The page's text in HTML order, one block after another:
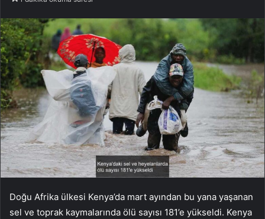
Doğu Afrika ülkesi Kenya’da mart ayından bu yana yaşanan
sel ve toprak kaymalarında ölü sayısı 181’e yükseldi. Kenya